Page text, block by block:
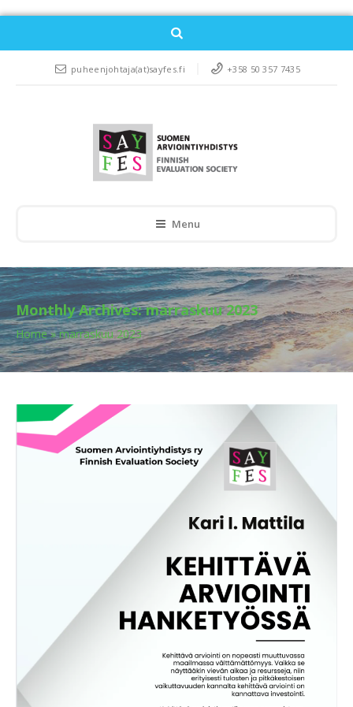
puheenjohtaja(at)sayfes.fi +358 50 357 7435
Menu
Monthly Archives:marraskuu 2023
Home »marraskuu 2023